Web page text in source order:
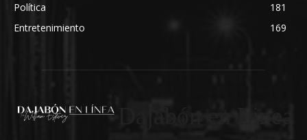
Política
181
Entretenimiento
169